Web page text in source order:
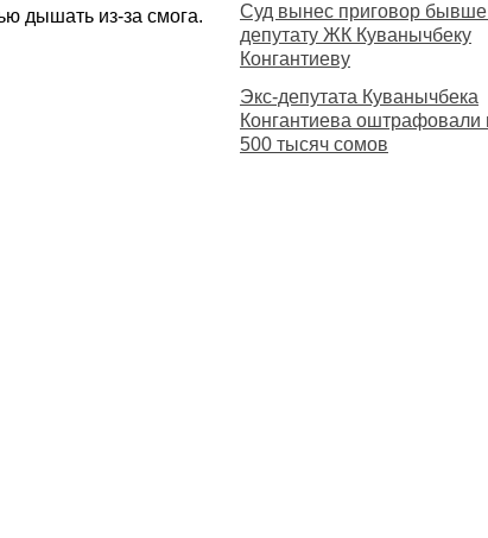
дышать из-за смога.
Суд вынес приговор
депутату ЖК Куванычбеку
Конгантиеву
Экс-депутата Куванычбека
Конгантиева оштрафовали
500 тысяч сомов